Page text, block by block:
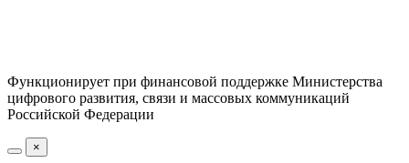
Функционирует при финансовой поддержке Министерства
цифрового развития, связи и массовых коммуникаций
Российской Федерации
×